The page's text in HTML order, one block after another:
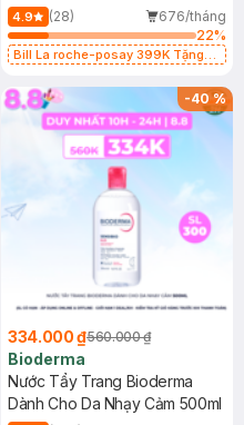
Kiềm Dầu 50ml
4.9 (28)
676/tháng
22%
Bill La roche-posay 399K Tặng
(SL có hạn)
-40%
334.000 ₫560.000 ₫
Bioderma
Nước Tẩy Trang Bioderma
Dành Cho Da Nhạy Cảm 500ml